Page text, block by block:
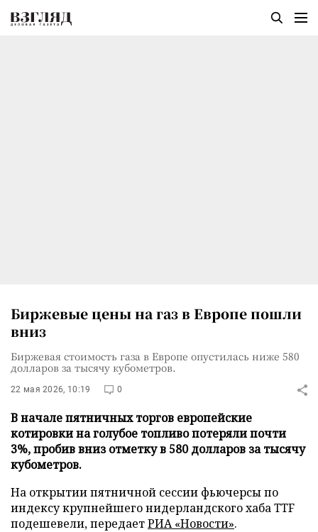
Биржевые цены на газ в Европе пошли
вниз
Биржевая стоимость газа в Европе опустилась ниже 580
долларов за тысячу кубометров.
22 мая 2026, 10:19 0
В начале пятничных торгов европейские
котировки на голубое топливо потеряли почти
3%, пробив вниз отметку в 580 долларов за тысячу
кубометров.
На открытии пятничной сессии фьючерсы по
индексу крупнейшего нидерландского хаба TTF
подешевели, передаетРИА «Новости».